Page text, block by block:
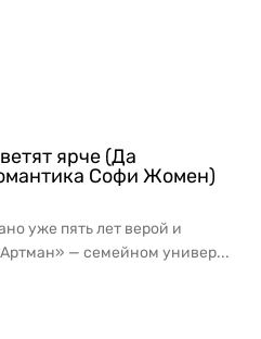
ярче (Да
Софи Жомен)
уже пять лет верой и
— семейном универ...